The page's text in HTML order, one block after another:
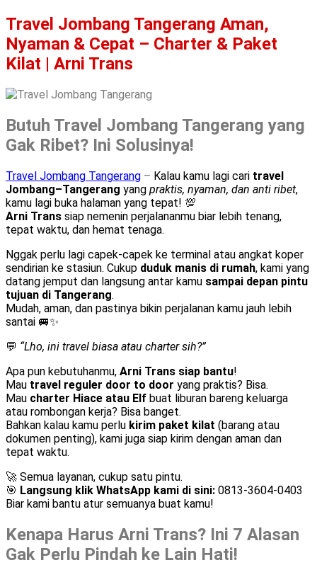
Travel Jombang Tangerang Aman,
Nyaman & Cepat – Charter & Paket
Kilat | Arni Trans
Butuh Travel Jombang Tangerang yang
Gak Ribet? Ini Solusinya!
Travel Jombang Tangerang – Kalau kamu lagi cari travel
Jombang–Tangerang yang praktis, nyaman, dan anti ribet,
kamu lagi buka halaman yang tepat! 💯
Arni Trans siap nemenin perjalananmu biar lebih tenang,
tepat waktu, dan hemat tenaga.
Nggak perlu lagi capek-capek ke terminal atau angkat koper
sendirian ke stasiun. Cukup duduk manis di rumah, kami yang
datang jemput dan langsung antar kamu sampai depan pintu
tujuan di Tangerang.
Mudah, aman, dan pastinya bikin perjalanan kamu jauh lebih
santai 🚐✨
💬 “Lho, ini travel biasa atau charter sih?”
Apa pun kebutuhanmu, Arni Trans siap bantu!
Mau travel reguler door to door yang praktis? Bisa.
Mau charter Hiace atau Elf buat liburan bareng keluarga
atau rombongan kerja? Bisa banget.
Bahkan kalau kamu perlu kirim paket kilat (barang atau
dokumen penting), kami juga siap kirim dengan aman dan
tepat waktu.
🚀 Semua layanan, cukup satu pintu.
🎯 Langsung klik WhatsApp kami di sini: 0813-3604-0403
Biar kami bantu atur semuanya buat kamu!
Kenapa Harus Arni Trans? Ini 7 Alasan
Gak Perlu Pindah ke Lain Hati!